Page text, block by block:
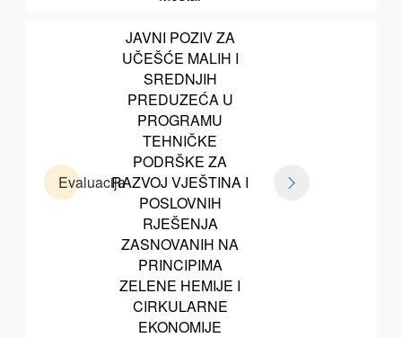
Evaluacija
JAVNI POZIV ZA
UČEŠĆE MALIH I
SREDNJIH
PREDUZEĆA U
PROGRAMU
TEHNIČKE
PODRŠKE ZA
RAZVOJ VJEŠTINA I
POSLOVNIH
RJEŠENJA
ZASNOVANIH NA
PRINCIPIMA
ZELENE HEMIJE I
CIRKULARNE
EKONOMIJE